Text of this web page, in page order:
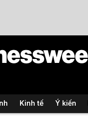
Kinh tế Ý kiến